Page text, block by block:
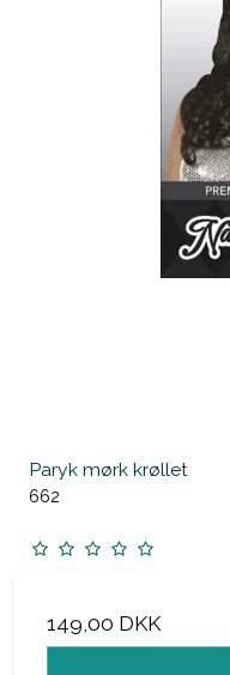
Paryk mørk krøllet
662
149,00 DKK